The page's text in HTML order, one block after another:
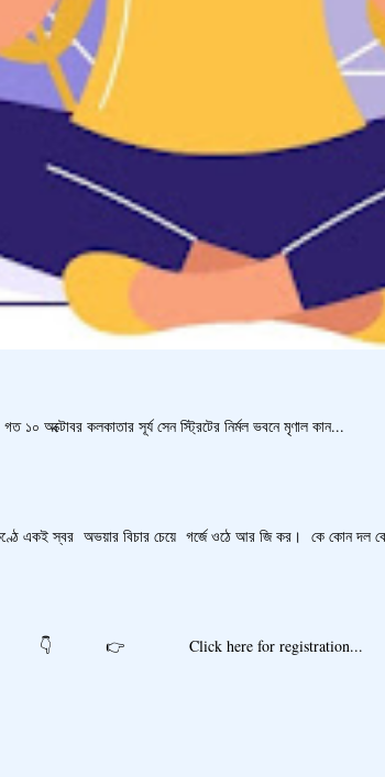
অক্টোবর কলকাতার সূর্য সেন স্ট্রিটের নির্মল ভবনে মৃণাল কান...
একই স্বর অভয়ার বিচার চেয়ে গর্জে ওঠে আর জি কর। কে কোন দল
registration...